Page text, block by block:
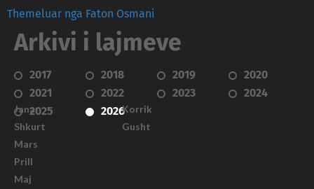
Themeluar nga Faton Osmani
Arkivi i lajmeve
2017 2018 2019
2020
2021
2022 2023
2024
2025
2026
Janar
Shkurt
Mars
Prill
Maj
Korrik
Gusht